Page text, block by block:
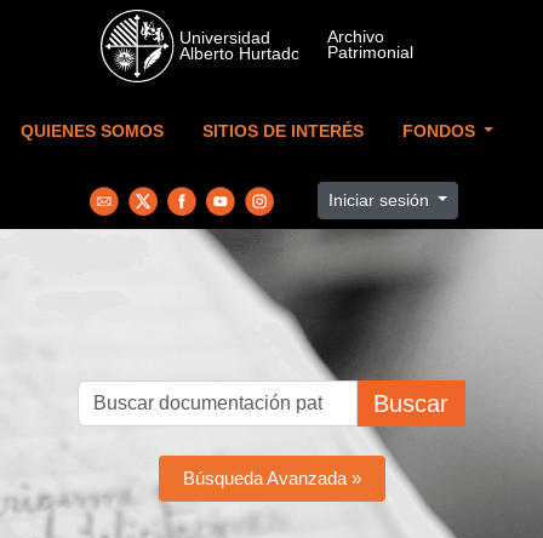
Skip to main content
QUIENES SOMOS SITIOS DE INTERÉS FONDOS
Iniciar sesión
Buscar
Búsqueda Avanzada »